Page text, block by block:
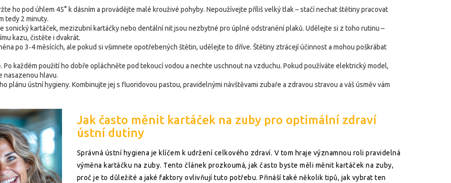
ho pod úhlem 45° k dásním a provádějte malé krouživé pohyby. Nepoužívejte příliš velký tlak – stačí nechat štětiny pracovat
tedy 2 minuty.
sonický kartáček, mezizubní kartáčky nebo dentální nit jsou nezbytné pro úplné odstranění plaků. Udělejte si z toho rutinu –
kazu, čistěte i dvakrát.
po 3‑4 měsících, ale pokud si všimnete opotřebených štětin, udělejte to dříve. Štětiny ztrácejí účinnost a mohou poškrábat
každém použití ho dobře opláchněte pod tekoucí vodou a nechte uschnout na vzduchu. Pokud používáte elektrický model,
nasazenou hlavu.
plánu ústní hygieny. Kombinujte jej s fluoridovou pastou, pravidelnými návštěvami zubaře a zdravou stravou a váš úsměv vám
Jak často měnit kartáček na zuby pro optimální zdraví
ústní dutiny
Správná ústní hygiena je klíčem k udržení celkového zdraví. V tom hraje významnou roli pravidelná
výměna kartáčku na zuby. Tento článek prozkoumá, jak často byste měli měnit kartáček na zuby,
proč je to důležité a jaké faktory ovlivňují tuto potřebu. Přináší také několik tipů, jak vybrat ten